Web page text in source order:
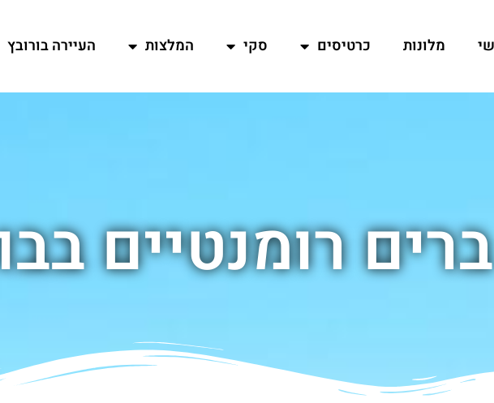
מלונות כרטיסים סקי המלצות העיירה בורובץ
ברים רומנטיים